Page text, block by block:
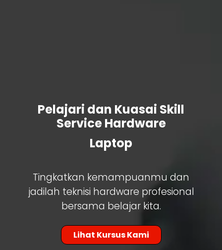
Pelajari dan Kuasai Skill
Service Hardware
P
Tingkatkan kemampuanmu dan
jadilah teknisi hardware profesional
bersama belajar kita.
Lihat Kursus Kami